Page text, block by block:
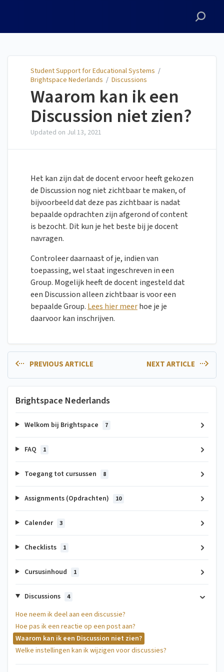
Student Support for Educational Systems /
Brightspace Nederlands / Discussions
Waarom kan ik een
Discussion niet zien?
Updated on Jul 13, 2021
Het kan zijn dat de docent ervoor heeft gekozen
de Discussion nog niet zichtbaar te maken, of
bijvoorbeeld dat deze pas zichtbaar is nadat
bepaalde opdrachten zijn afgerond of content
is bezocht. Dit kun je het beste bij je docent
navragen.
Controleer daarnaast of je, indien van
toepassing, wel staat ingeschreven in een
Group. Mogelijk heeft de docent ingesteld dat
een Discussion alleen zichtbaar is voor een
bepaalde Group. Lees hier meerhoe je je
daarvoor kan inschrijven.
PREVIOUS ARTICLE NEXT ARTICLE
Brightspace Nederlands
Welkom bij Brightspace 7
FAQ 1
Toegang tot cursussen 8
Assignments (Opdrachten) 10
Calender 3
Checklists 1
Cursusinhoud 1
Discussions 4
Hoe neem ik deel aan een discussie?
Hoe pas ik een reactie op een post aan?
Waarom kan ik een Discussion niet zien?
Welke instellingen kan ik wijzigen voor discussies?